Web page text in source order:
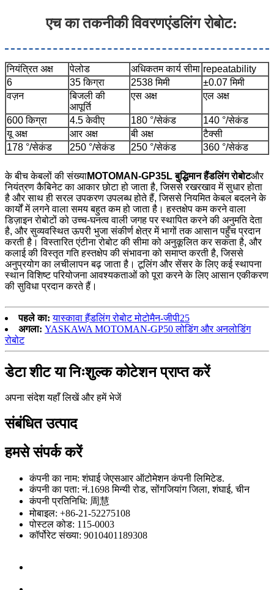
एच का तकनीकी विवरणएंडलिंग रोबोट:
नियंत्रित अक्ष पेलोड अधिकतम कार्य सीमा repeatability
6
35 किग्रा 2538 मिमी
±0.07 मिमी
वज़न
बिजली की
आपूर्ति
एस अक्ष एल अक्ष
600 किग्रा 4.5 केवीए 180 °/सेकंड
140 °/सेकंड
यू अक्ष
आर अक्ष बी अक्ष
टैक्सी
178 °/सेकंड
250 °/सेकंड 250 °/सेकंड 360 °/सेकंड
के बीच केबलों की संख्याMOTOMAN-GP35L बुद्धिमान हैंडलिंग रोबोटऔर
नियंत्रण कैबिनेट का आकार छोटा हो जाता है, जिससे रखरखाव में सुधार होता
है और साथ ही सरल उपकरण उपलब्ध होते हैं, जिससे नियमित केबल बदलने के
कार्यों में लगने वाला समय बहुत कम हो जाता है। हस्तक्षेप कम करने वाला
डिज़ाइन रोबोटों को उच्च-घनत्व वाली जगह पर स्थापित करने की अनुमति देता
है, और सुव्यवस्थित ऊपरी भुजा संकीर्ण क्षेत्र में भागों तक आसान पहुँच प्रदान
करती है। विस्तारित एंटीना रोबोट की सीमा को अनुकूलित कर सकता है, और
कलाई की विस्तृत गति हस्तक्षेप की संभावना को समाप्त करती है, जिससे
अनुप्रयोग का लचीलापन बढ़ जाता है। टूलिंग और सेंसर के लिए कई स्थापना
स्थान विशिष्ट परियोजना आवश्यकताओं को पूरा करने के लिए आसान एकीकरण
की सुविधा प्रदान करते हैं।
पहले का: यास्कावा हैंडलिंग रोबोट मोटोमैन-जीपी25
अगला: YASKAWA MOTOMAN-GP50 लोडिंग और अनलोडिंग
रोबोट
डेटा शीट या निःशुल्क कोटेशन प्राप्त करें
अपना संदेश यहाँ लिखें और हमें भेजें
संबंधित उत्पाद
हमसे संपर्क करें
कंपनी का नाम: शंघाई जेएसआर ऑटोमेशन कंपनी लिमिटेड.
कंपनी का पता: नं.1698 मिन्यी रोड, सोंगजियांग जिला, शंघाई, चीन
कंपनी प्रतिनिधि: 周慧
मोबाइल: +86-21-52275108
पोस्टल कोड: 115-0003
कॉर्पोरेट संख्या: 9010401189308